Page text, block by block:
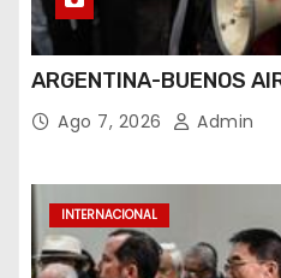
ARGENTINA-BUENOS
Ago 7, 2026 Admin
INTERNACIONAL